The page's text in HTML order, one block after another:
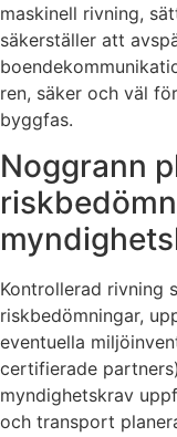
maskinell rivning,
säkerställer att
ren, säker och väl
byggfas.
Noggrann
Kontrollerad rivning
riskbedömningar,
eventuella
certifierade
myndighetskrav
och transport